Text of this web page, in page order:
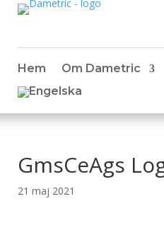
Hem Om Dametric
GmsCeAgs
21 maj 2021